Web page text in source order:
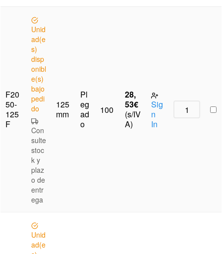
F20
50-
125
F
Unid
ad(e
s)
disp
onibl
e(s)
bajo
pedi
do
Con
sulte
stoc
k y
plaz
o de
entr
ega
125
mm
Pl
eg
ad
o
100
28,
53€
(s/IV
A)
Sig
n
In
Unid
ad(e